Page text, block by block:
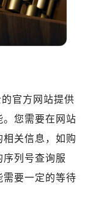
官方网站提供
。您需要在网站
关信息，如购
列号查询服
需要一定的等待